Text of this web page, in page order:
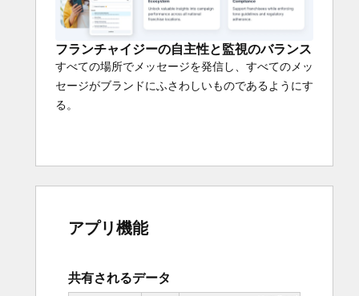
フランチャイジーの自主性と監視のバランス
すべての場所でメッセージを発信し、すべてのメッ
セージがブランドにふさわしいものであるようにす
る。
アプリ機能
共有されるデータ